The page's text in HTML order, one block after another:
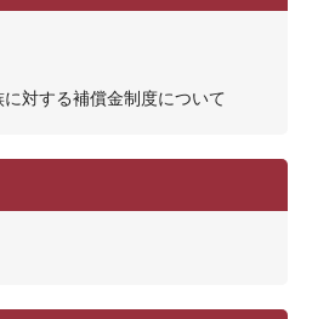
対する補償金制度について